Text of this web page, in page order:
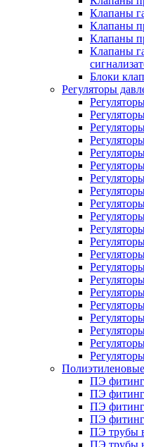
Клапаны
Клапаны
Клапаны
Клапаны
Блоки
Регуляторы
ПЭ
ПЭ
ПЭ
ПЭ
ПЭ трубы
ПЭ трубы